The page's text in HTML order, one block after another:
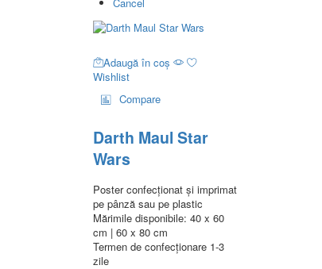
Adaugă în coș
Wishlist
Compare
Darth Maul Star
Wars
Poster confecționat și imprimat
pe pânză sau pe plastic
Mărimile disponibile: 40 x 60
cm | 60 x 80 cm
Termen de confecționare 1-3
zile